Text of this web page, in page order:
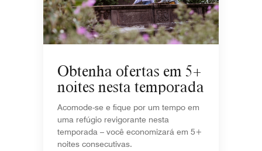
Obtenha ofertas em 5+
noites nesta temporada
Acomode-se e fique por um tempo em
uma refúgio revigorante nesta
temporada – você economizará em 5+
noites consecutivas.